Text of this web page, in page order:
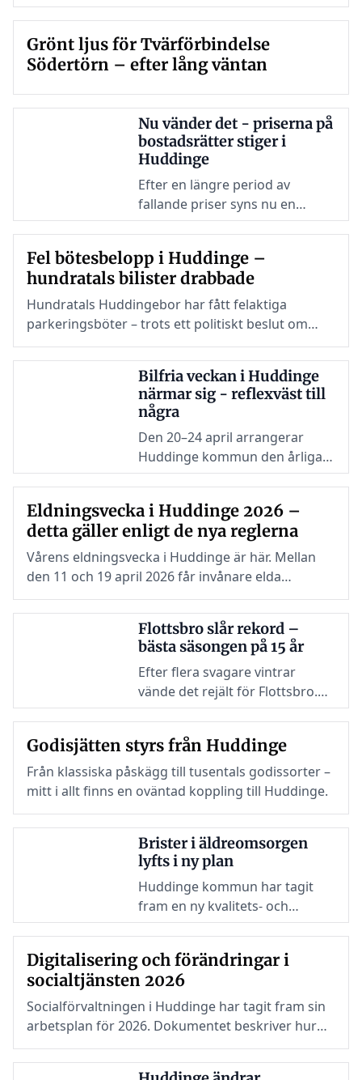
årets upplaga av Huddinge Jazz
Louise Hoffsten återigen på
scen!
Grönt ljus för Tvärförbindelse
Södertörn – efter lång väntan
Nu vänder det - priserna på
bostadsrätter stiger i
Huddinge
Efter en längre period av
fallande priser syns nu en
vändning på
Nya siffror visar att priserna på
bostadsrätter nu ökar.
Fel bötesbelopp i Huddinge –
hundratals bilister drabbade
Hundratals Huddingebor har fått felaktiga
parkeringsböter – trots ett politiskt beslut om
sänkta avgifter vid årsskiftet.
Bilfria veckan i Huddinge
närmar sig - reflexväst till
några
Den 20–24 april arrangerar
Huddinge kommun den årliga
bilfria veckan. Initiativet syftar
vårdnadshavare och
skolpersonal att gå eller cykla
till skolan.
Eldningsvecka i Huddinge 2026 –
detta gäller enligt de nya reglerna
Vårens eldningsvecka i Huddinge är här. Mellan
den 11 och 19 april 2026 får invånare elda
trädgårdsavfall på sina egna tomter – men sedan
2025 gäller nya nationella regler.
Flottsbro slår rekord –
bästa säsongen på 15 år
Efter flera svagare vintrar
vände det rejält för Flottsbro.
Den gångna säsongen blev den
lyfts nya förslag för att utveckla
anläggningen vidare.
Godisjätten styrs från Huddinge
Från klassiska påskägg till tusentals godissorter –
mitt i allt finns en oväntad koppling till Huddinge.
Brister i äldreomsorgen
lyfts i ny plan
Huddinge kommun har tagit
fram en ny kvalitets- och
patientsäkerhetsplan för
planen lyfts flera konkreta
brister och risker som
verksamheten behöver hantera.
Digitalisering och förändringar i
socialtjänsten 2026
Socialförvaltningen i Huddinge har tagit fram sin
arbetsplan för 2026. Dokumentet beskriver hur
kommunen ska genomföra beslutade mål inom
vård, omsorg och socialt arbete under året.